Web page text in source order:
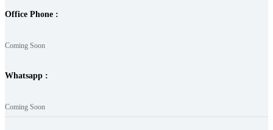
Office Phone :
Coming Soon
Whatsapp :
Coming Soon